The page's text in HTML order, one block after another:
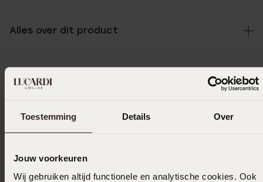
Toestemming Details Over
Jouw voorkeuren
Wij gebruiken altijd functionele en analytische cookies. Ook
Alles over dit product
Specificaties
Levering & retourneren